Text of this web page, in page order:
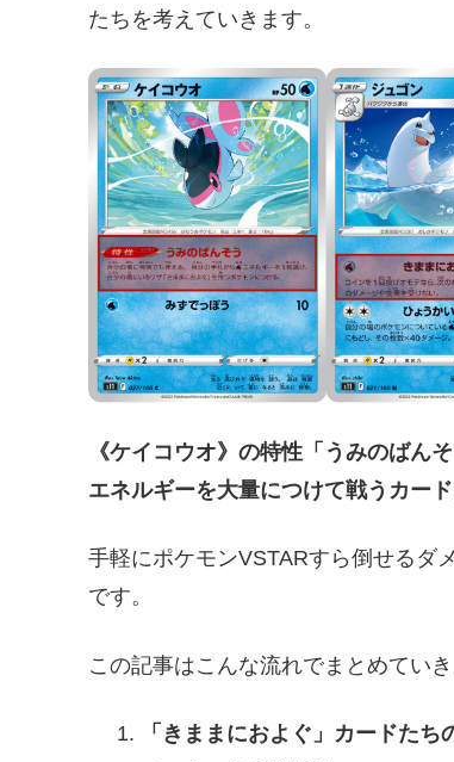
たちを考えていきます。
《ケイコウオ》の特性「うみのばん
エネルギーを大量につけて戦うカード
手軽にポケモンVSTARすら倒せるダ
です。
この記事はこんな流れでまとめていき
「きままにおよぐ」カードたち